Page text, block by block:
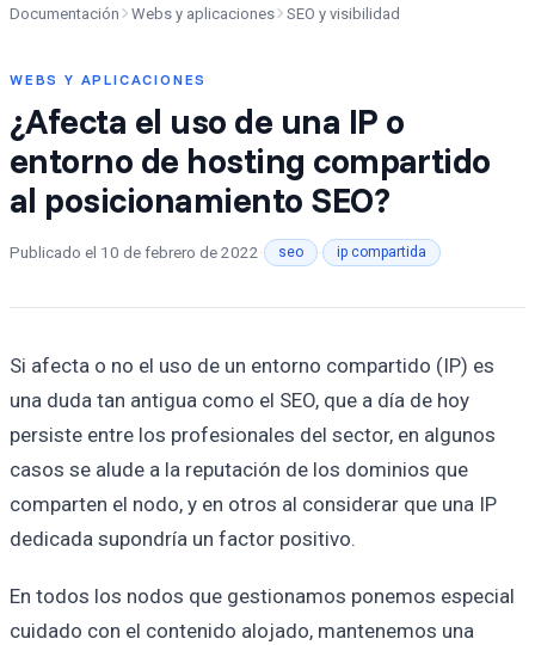
Documentación Webs y aplicaciones SEO y visibilidad
WEBS Y APLICACIONES
¿Afecta el uso de una IP o
entorno de hosting compartido
al posicionamiento SEO?
Publicado el 10 de febrero de 2022· seo · ip compartida
Si afecta o no el uso de un entorno compartido (IP) es
una duda tan antigua como el SEO, que a día de hoy
persiste entre los profesionales del sector, en algunos
casos se alude a la reputación de los dominios que
comparten el nodo, y en otros al considerar que una IP
dedicada supondría un factor positivo.
En todos los nodos que gestionamos ponemos especial
cuidado con el contenido alojado, mantenemos una